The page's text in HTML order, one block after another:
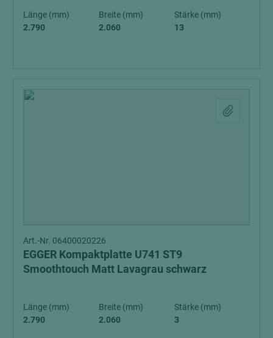
Länge (mm)
2.790
Breite (mm)
2.060
Stärke (mm)
13
Art.-Nr. 06400020226
EGGER Kompaktplatte U741 ST9
Smoothtouch Matt Lavagrau schwarz
Länge (mm)
2.790
Breite (mm)
2.060
Stärke (mm)
3